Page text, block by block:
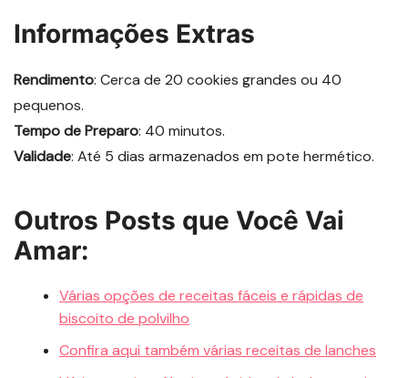
Informações Extras
Rendimento: Cerca de 20 cookies grandes ou 40
pequenos.
Tempo de Preparo: 40 minutos.
Validade: Até 5 dias armazenados em pote hermético.
Outros Posts que Você Vai
Amar:
Várias opções de receitas fáceis e rápidas de
biscoito de polvilho
Confira aqui também várias receitas de lanches